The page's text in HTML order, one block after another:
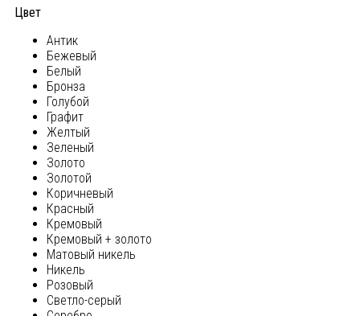
Цвет
Антик
Бежевый
Белый
Бронза
Голубой
Графит
Желтый
Зеленый
Золото
Золотой
Коричневый
Красный
Кремовый
Кремовый + золото
Матовый никель
Никель
Розовый
Светло-серый